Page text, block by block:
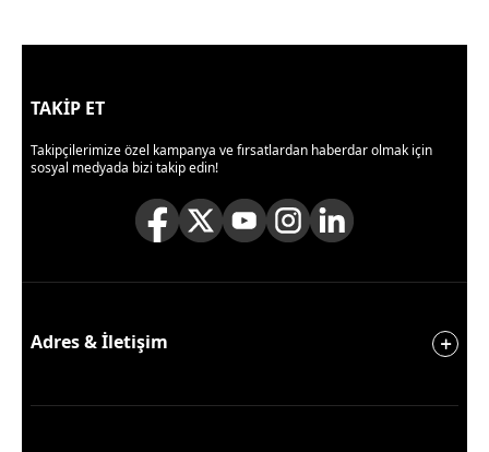
TAKİP ET
Takipçilerimize özel kampanya ve fırsatlardan haberdar olmak için
sosyal medyada bizi takip edin!
Adres & İletişim